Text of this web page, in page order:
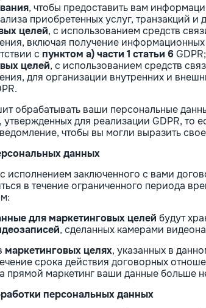
, чтобы предоставить вам
приобретенных услуг, транзакций
целей, с использованием средств
включая получение
с пунктом a) части 1 статьи 6 GDPR;
целей, с использованием средств
для организации внутренних и
обрабатывать ваши персональные
утвержденных для реализации GDPR, то
чтобы вы могли выразить
данных
исполнением заключенного с вами
в течение ограниченного периода
для маркетинговых целей будут
, сделанных камерами
маркетинговых целях, указанных в
срока действия договорных
прямой маркетинг ваши данные больше
персональных данных